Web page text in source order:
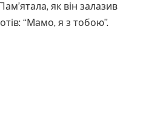
як він залазив
“Мамо, я з тобою”.